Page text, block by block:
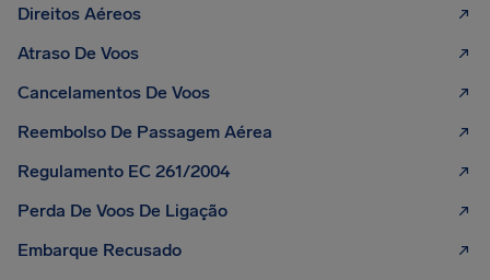
Direitos Aéreos
Atraso De Voos
Cancelamentos De Voos
Reembolso De Passagem Aérea
Regulamento EC 261/2004
Perda De Voos De Ligação
Embarque Recusado